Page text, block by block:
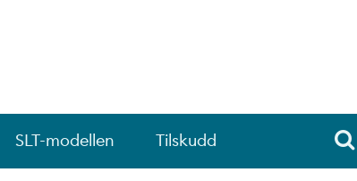
SLT-modellen Tilskudd